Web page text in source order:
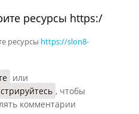
ресурсы https:/
ресурсы https://slon8-
или
, чтобы
комментарии